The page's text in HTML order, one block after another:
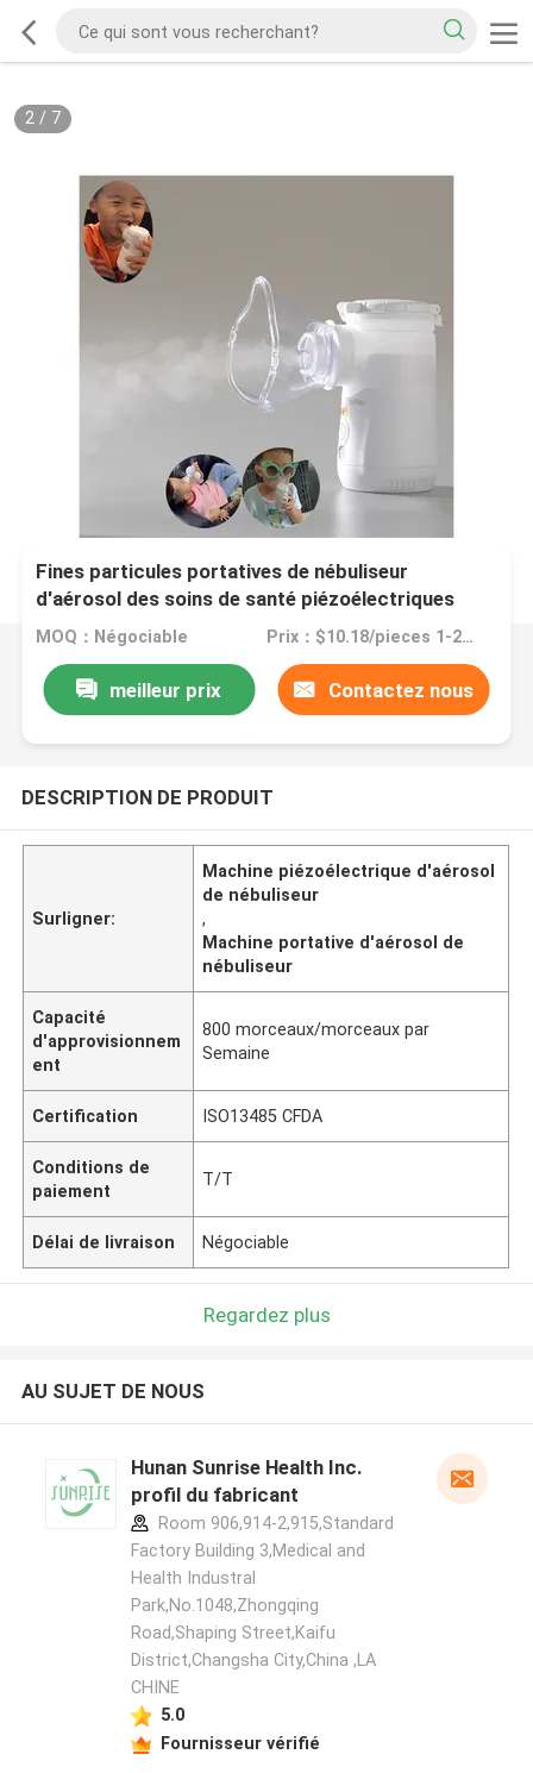
2/ 7
Fines particules portatives de nébuliseur
d'aérosol des soins de santé piézoélectriques
3.03μm de machine
MOQ：Négociable Prix：$10.18/pieces 1-299 pieces
meilleur prix Contactez nous
DESCRIPTION DE PRODUIT
Surligner:
Machine piézoélectrique d'aérosol
de nébuliseur
,
Machine portative d'aérosol de
nébuliseur
Capacité
d'approvisionnem
ent
800 morceaux/morceaux par
Semaine
Certification ISO13485 CFDA
Conditions de
paiement
T/T
Délai de livraison Négociable
Regardez plus
AU SUJET DE NOUS
Hunan Sunrise Health Inc.
profil du fabricant
Room 906,914-2,915,Standard
Factory Building 3,Medical and
Health Industral
Park,No.1048,Zhongqing
Road,Shaping Street,Kaifu
District,Changsha City,China ,LA
CHINE
5.0
Fournisseur vérifié